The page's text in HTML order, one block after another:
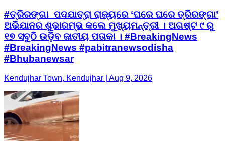
#ତ୍ରିରଙ୍ଗା_ପଦଯାତ୍ରା ରାଜ୍ୟରେ ‘ଘରେ ଘରେ ତ୍ରିରଙ୍ଗା’
ଅଭିଯାନର ଶୁଭାରମ୍ଭ କଲେ ମୁଖ୍ୟମନ୍ତ୍ରୀ । ଅଗଷ୍ଟ ୯ ରୁ
୧୭ ସବୁଠି ଉଡ଼ିବ ଜାତୀୟ ପତାକା । #BreakingNews
#BreakingNews #pabitranewsodisha
#Bhubanewsar
Kendujhar Town, Kendujhar | Aug 9, 2026